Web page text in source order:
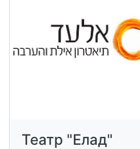
Театр "Елад"